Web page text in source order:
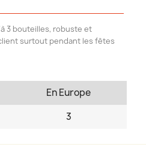
3 bouteilles, robuste et
surtout pendant les fêtes
En Europe
3